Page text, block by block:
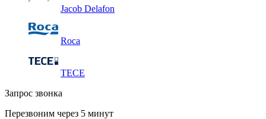
Jacob Delafon
Roca
TECE
Запрос звонка
Перезвоним через 5 минут